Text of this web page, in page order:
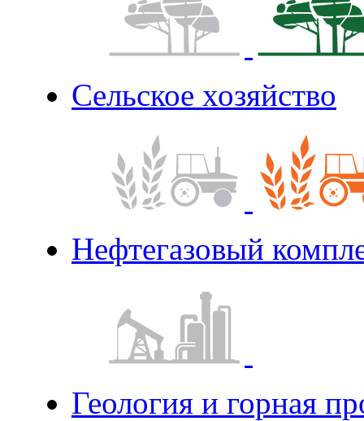
Сельское хозяйство
Нефтегазовый
Геология и горная